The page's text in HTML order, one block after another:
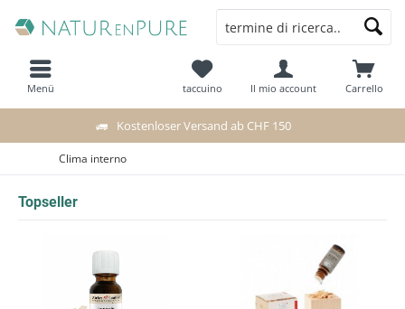
Kostenloser Versand ab CHF 150
Carrello
taccuino Il mio account
Menü
Clima interno
Topseller